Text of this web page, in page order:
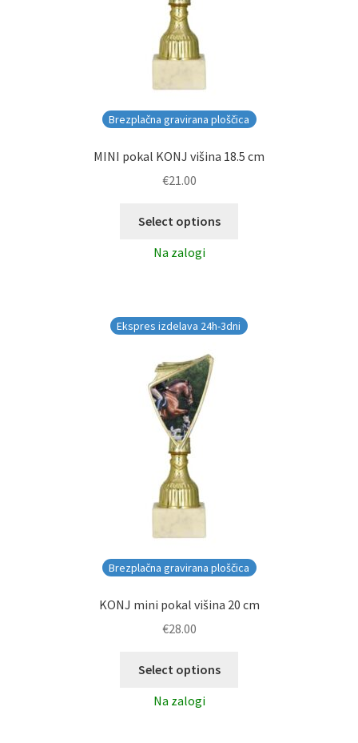
Brezplačna gravirana ploščica
MINI pokal KONJ višina 18.5 cm
€21.00
Select options
Na zalogi
Brezplačna gravirana ploščica
Ekspres izdelava 24h-3dni
KONJ mini pokal višina 20 cm
€28.00
Select options
Na zalogi